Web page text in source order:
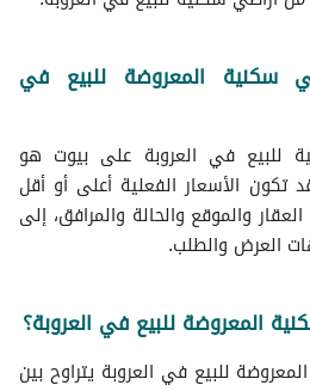
سكنية المعروضة للبيع في
للبيع في العروبة على بيوت هو
قد تكون الأسعار الفعلية أعلى أو أقل
والموقع والحالة والمرافق، إلى
العرض والطلب.
المعروضة للبيع في العروبة؟
للبيع في العروبة يتراوح بين